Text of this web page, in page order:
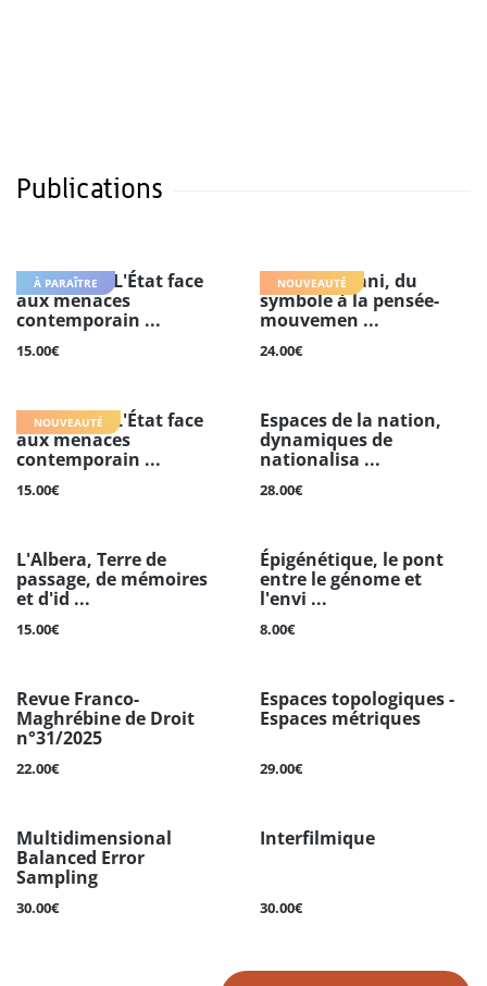
Publications
À PARAÎTRE
CRIMEN 7 : L'État face
aux menaces
contemporain ...
15.00€
NOUVEAUTÉ
Arnaud Villani, du
symbole à la pensée-
mouvemen ...
24.00€
NOUVEAUTÉ
CRIMEN 6 : L'État face
aux menaces
contemporain ...
15.00€
Espaces de la nation,
dynamiques de
nationalisa ...
28.00€
L'Albera, Terre de
passage, de mémoires
et d'id ...
15.00€
Épigénétique, le pont
entre le génome et
l'envi ...
8.00€
Revue Franco-
Maghrébine de Droit
n°31/2025
22.00€
Espaces topologiques -
Espaces métriques
29.00€
Multidimensional
Balanced Error
Sampling
30.00€
Interfilmique
30.00€